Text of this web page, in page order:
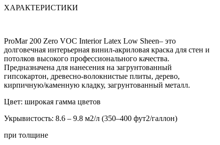
ХАРАКТЕРИСТИКИ
ProMar 200 Zero VOC Interior Latex Low Sheen– это
долговечная интерьерная винил-акриловая краска для стен и
потолков высокого профессионального качества.
Предназначена для нанесения на загрунтованный
гипсокартон, древесно-волокнистые плиты, дерево,
кирпичную/каменную кладку, загрунтованный металл.
Цвет: широкая гамма цветов
Укрывистость: 8.6 – 9.8 м2/л (350–400 фут2/галлон)
при толщине